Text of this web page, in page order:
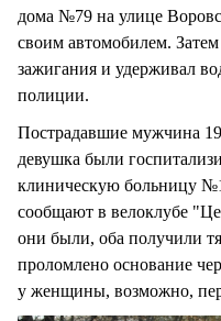
дома №79 на улице
своим автомобилем.
зажигания и удерживал
полиции.
Пострадавшие мужчина
девушка были
клиническую больницу
сообщают в велоклубе
они были, оба получили
проломлено основание
у женщины, возможно,